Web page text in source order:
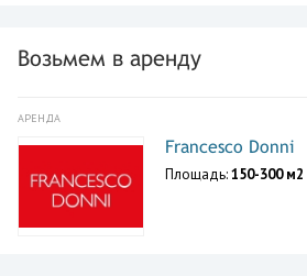
Возьмем в аренду
АРЕНДА
Francesco Donni
Площадь:150-300 м2